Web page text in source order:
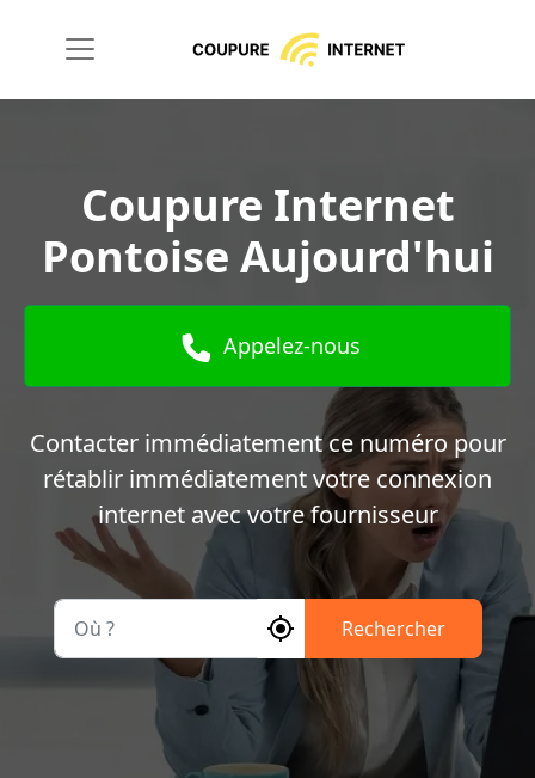
Coupure Internet
Pontoise Aujourd'hui
Appelez-nous
Contacter immédiatement ce numéro pour
rétablir immédiatement votre connexion
internet avec votre fournisseur
Rechercher